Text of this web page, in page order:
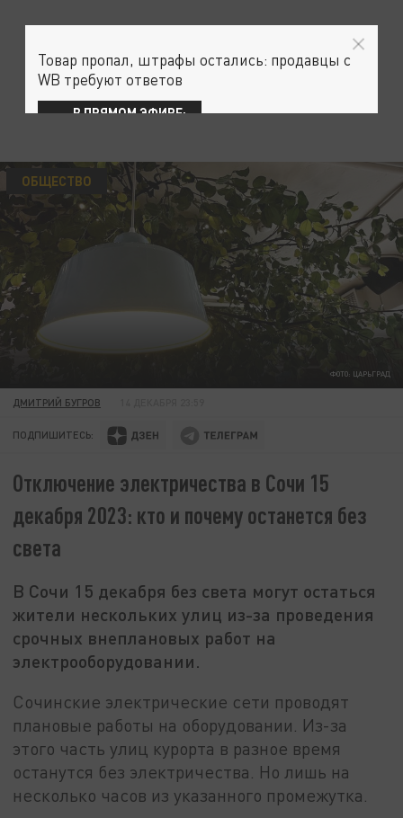
ФОТО: ЦАРЬГРАД
ОБЩЕСТВО
ДМИТРИЙ БУГРОВ
ПОДПИШИТЕСЬ:
Отключение электричества в Сочи 15
декабря 2023: кто и почему останется без
света
В Сочи 15 декабря без света могут остаться
жители нескольких улиц из-за проведения
срочных внеплановых работ на
электрооборудовании.
Сочинские электрические сети проводят
плановые работы на оборудовании. Из-за
этого часть улиц курорта в разное время
останутся без электричества. Но лишь на
несколько часов из указанного промежутка.
Товар пропал, штрафы остались: продавцы с
WB требуют ответов
В ПРЯМОМ ЭФИРЕ: